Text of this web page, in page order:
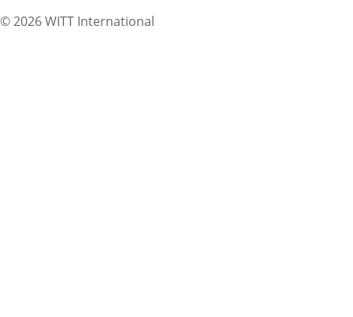
© 2026 WITT International